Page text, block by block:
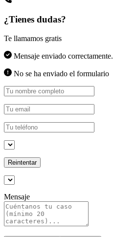
¿Tienes dudas?
Te llamamos gratis
Mensaje enviado correctamente.
No se ha enviado el formulario
Reintentar
Mensaje